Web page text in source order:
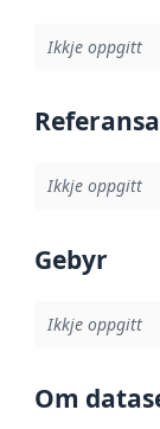
Ikkje oppgitt
Ikkje oppgitt
Gebyr
Ikkje oppgitt
Om